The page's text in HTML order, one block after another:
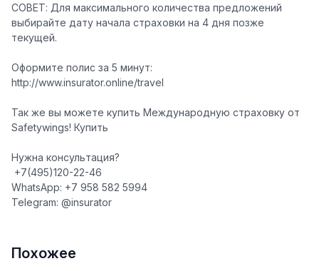
СОВЕТ: Для максимального количества предложений
выбирайте дату начала страховки на 4 дня позже
текущей.
Оформите полис за 5 минут:
http://www.insurator.online/travel
Так же вы можете купить Международную страховку от
Safetywings! Купить
Нужна консультация?
️ +7(495)120-22-46
WhatsApp: +7 958 582 5994
Telegram: @insurator
Похожее